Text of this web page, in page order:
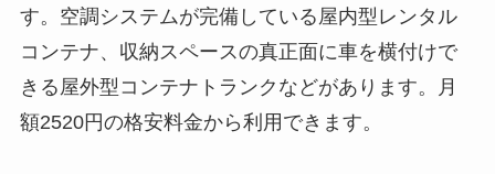
す。空調システムが完備している屋内型レンタル
コンテナ、収納スペースの真正面に車を横付けで
きる屋外型コンテナトランクなどがあります。月
額2520円の格安料金から利用できます。